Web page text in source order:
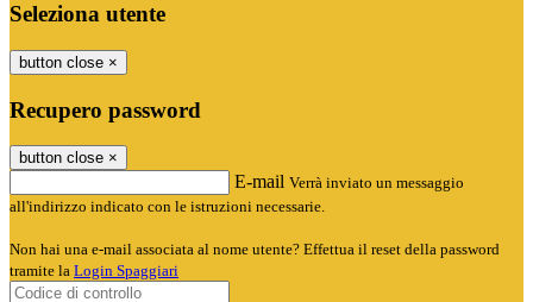
Seleziona utente
button close ×
Recupero password
button close ×
E-mail Verrà inviato un messaggio
all'indirizzo indicato con le istruzioni necessarie.
Non hai una e-mail associata al nome utente? Effettua il reset della password
tramite la Login Spaggiari